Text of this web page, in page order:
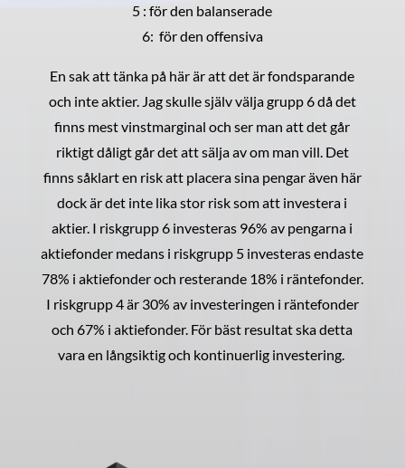
5 : för den balanserade
6: för den offensiva
En sak att tänka på här är att det är fondsparande
och inte aktier. Jag skulle själv välja grupp 6 då det
finns mest vinstmarginal och ser man att det går
riktigt dåligt går det att sälja av om man vill. Det
finns såklart en risk att placera sina pengar även här
dock är det inte lika stor risk som att investera i
aktier. I riskgrupp 6 investeras 96% av pengarna i
aktiefonder medans i riskgrupp 5 investeras endaste
78% i aktiefonder och resterande 18% i räntefonder.
I riskgrupp 4 är 30% av investeringen i räntefonder
och 67% i aktiefonder. För bäst resultat ska detta
vara en långsiktig och kontinuerlig investering.